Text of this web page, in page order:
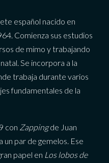
español nacido en
Comienza sus estudios
de mimo y trabajando
Se incorpora a la
trabaja durante varios
fundamentales de la
con Zappingde Juan
un par de gemelos. Ese
papel en Los lobos de